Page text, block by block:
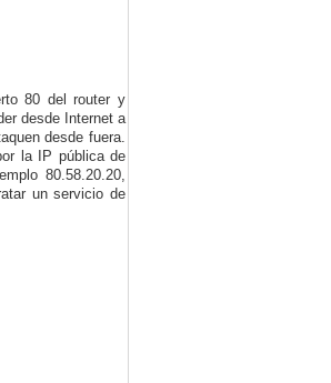
80 del router y
desde Internet a
desde fuera.
la IP pública de
80.58.20.20,
un servicio de